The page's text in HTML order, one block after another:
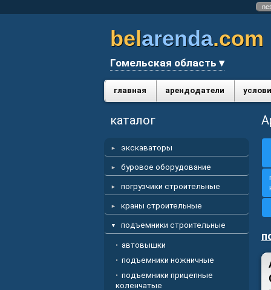
belarenda.com
Гомельская область ▾
главная арендодатели
каталог
экскаваторы
буровое оборудование
погрузчики строительные
краны строительные
подъемники строительные
автовышки
подъемники ножничные
подъемники прицепные
коленчатые